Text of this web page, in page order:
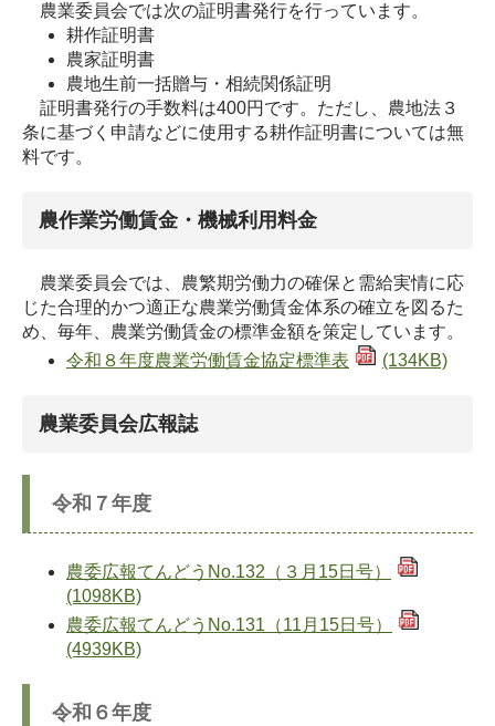
農業委員会では次の証明書発行を行っています。
耕作証明書
農家証明書
農地生前一括贈与・相続関係証明
証明書発行の手数料は400円です。ただし、農地法３
条に基づく申請などに使用する耕作証明書については無
料です。
農作業労働賃金・機械利用料金
農業委員会では、農繁期労働力の確保と需給実情に応
じた合理的かつ適正な農業労働賃金体系の確立を図るた
め、毎年、農業労働賃金の標準金額を策定しています。
令和８年度農業労働賃金協定標準表
(134KB)
農業委員会広報誌
令和７年度
農委広報てんどうNo.132（３月15日号）
(1098KB)
農委広報てんどうNo.131（11月15日号）
(4939KB)
令和６年度